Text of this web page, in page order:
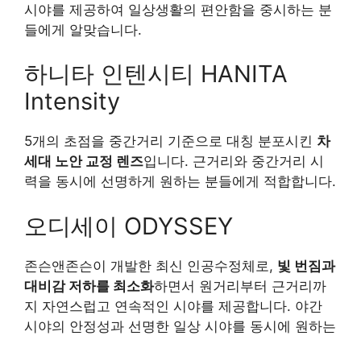
시야를 제공하여 일상생활의 편안함을 중시하는 분
들에게 알맞습니다.
하니타 인텐시티 HANITA
Intensity
5개의 초점을 중간거리 기준으로 대칭 분포시킨 차
세대 노안 교정 렌즈입니다. 근거리와 중간거리 시
력을 동시에 선명하게 원하는 분들에게 적합합니다.
오디세이 ODYSSEY
존슨앤존슨이 개발한 최신 인공수정체로, 빛 번짐과
대비감 저하를 최소화하면서 원거리부터 근거리까
지 자연스럽고 연속적인 시야를 제공합니다. 야간
시야의 안정성과 선명한 일상 시야를 동시에 원하는